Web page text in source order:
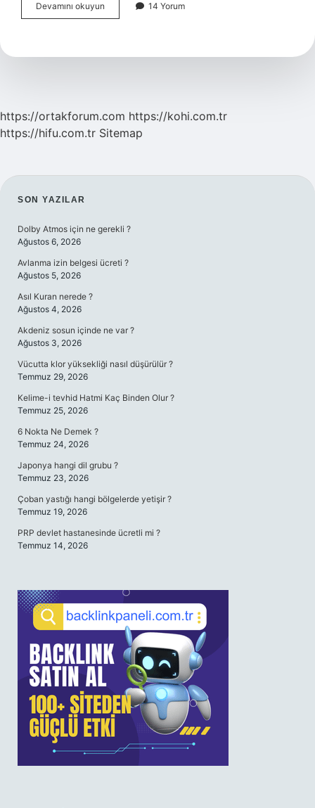
Devamını okuyun
Otunun
Nedir
14 Yorum
https://ortakforum.com https://kohi.com.tr
https://hifu.com.tr Sitemap
SIDEBAR
SON YAZILAR
Dolby Atmos için ne gerekli ?
Ağustos 6, 2026
Avlanma izin belgesi ücreti ?
Ağustos 5, 2026
Asıl Kuran nerede ?
Ağustos 4, 2026
Akdeniz sosun içinde ne var ?
Ağustos 3, 2026
Vücutta klor yüksekliği nasıl düşürülür ?
Temmuz 29, 2026
Kelime-i tevhid Hatmi Kaç Binden Olur ?
Temmuz 25, 2026
6 Nokta Ne Demek ?
Temmuz 24, 2026
Japonya hangi dil grubu ?
Temmuz 23, 2026
Çoban yastığı hangi bölgelerde yetişir ?
Temmuz 19, 2026
PRP devlet hastanesinde ücretli mi ?
Temmuz 14, 2026